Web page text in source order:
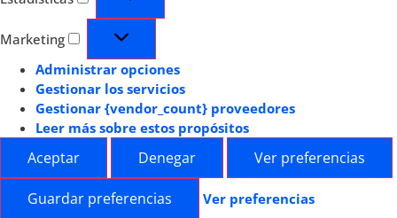
Marketing
Administrar opciones
Gestionar los servicios
Gestionar {vendor_count} proveedores
Leer más sobre estos propósitos
Aceptar Denegar Ver preferencias
Guardar preferencias
Ver preferencias